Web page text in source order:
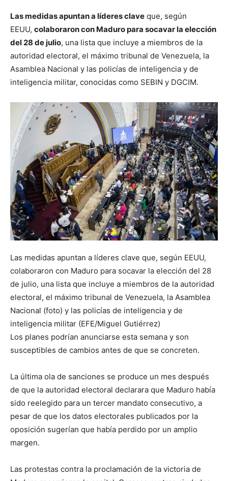
Las medidas apuntan a líderes clave que, según
EEUU, colaboraron con Maduro para socavar la elección
del 28 de julio, una lista que incluye a miembros de la
autoridad electoral, el máximo tribunal de Venezuela, la
Asamblea Nacional y las policías de inteligencia y de
inteligencia militar, conocidas como SEBIN y DGCIM.
Las medidas apuntan a líderes clave que, según EEUU,
colaboraron con Maduro para socavar la elección del 28
de julio, una lista que incluye a miembros de la autoridad
electoral, el máximo tribunal de Venezuela, la Asamblea
Nacional (foto) y las policías de inteligencia y de
inteligencia militar (EFE/Miguel Gutiérrez)
Los planes podrían anunciarse esta semana y son
susceptibles de cambios antes de que se concreten.
La última ola de sanciones se produce un mes después
de que la autoridad electoral declarara que Maduro había
sido reelegido para un tercer mandato consecutivo, a
pesar de que los datos electorales publicados por la
oposición sugerían que había perdido por un amplio
margen.
Las protestas contra la proclamación de la victoria de